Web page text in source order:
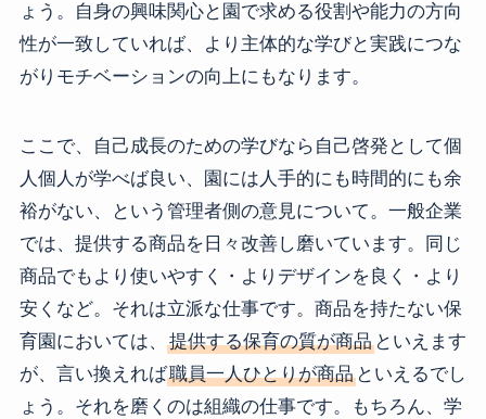
ょう。自身の興味関心と園で求める役割や能力の方向
性が一致していれば、より主体的な学びと実践につな
がりモチベーションの向上にもなります。
ここで、自己成長のための学びなら自己啓発として個
人個人が学べば良い、園には人手的にも時間的にも余
裕がない、という管理者側の意見について。一般企業
では、提供する商品を日々改善し磨いています。同じ
商品でもより使いやすく・よりデザインを良く・より
安くなど。それは立派な仕事です。商品を持たない保
育園においては、
提供する保育の質が商品といえます
が、言い換えれば職員一人ひとりが商品といえるでし
ょう。それを磨くのは組織の仕事です。もちろん、学